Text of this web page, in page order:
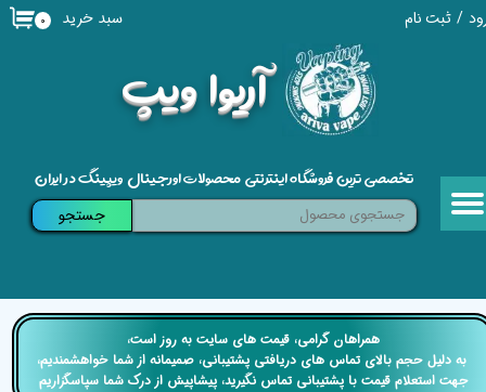
/ ثبت نام
حساب کاربری من
خروج از حساب کاربری
​آریوا ویپ
۰ سبد خرید
تخصصی ترین فروشگاه اینترنتی محصولات اورجینال ویپینگ در ایران
جستجو
​​همراهان گرامی، قیمت های سایت به روز است،
​​​​​​​ به دلیل حجم بالای تماس های دریافتی پشتیبانی، صمیمانه از شما خواهشمندیم،
جهت استعلام قیمت با پشتیبانی تماس نگیرید، پیشاپیش از درک شما سپاسگزاریم